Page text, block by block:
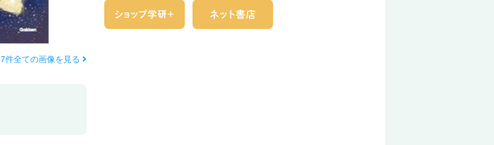
7件全ての画像を見る